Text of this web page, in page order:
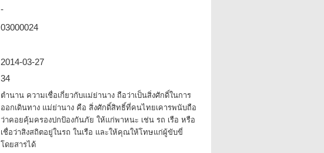
-
03000024
2014-03-27
34
ตำนาน ความเชื่อเกี่ยวกับแม่ย่านาง ถือว่าเป็นสิ่งศักดิ์ในการ
ออกเดินทาง แม่ย่านาง คือ สิ่งศักดิ์สิทธิ์ที่คนไทยเคารพนับถือ
ว่าคอยคุ้มครองปกป้องกันภัย ให้แก่พาหนะ เช่น รถ เรือ หรือ
เชื่อว่าสิงสถิตอยู่ในรถ ในเรือ และให้คุณให้โทษแก่ผู้ขับขี่
โดยสารได้